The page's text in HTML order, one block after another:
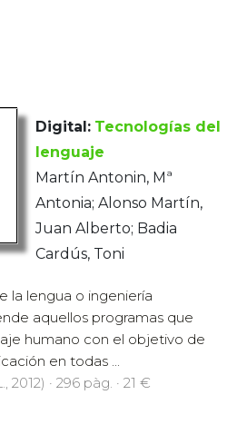
Digital: Tecnologías del
lenguaje
Martín Antonin, Mª
Antonia; Alonso Martín,
Juan Alberto; Badia
Cardús, Toni
la lengua o ingeniería
aquellos programas que
humano con el objetivo de
en todas ...
2012) · 296 pàg. · 21 €